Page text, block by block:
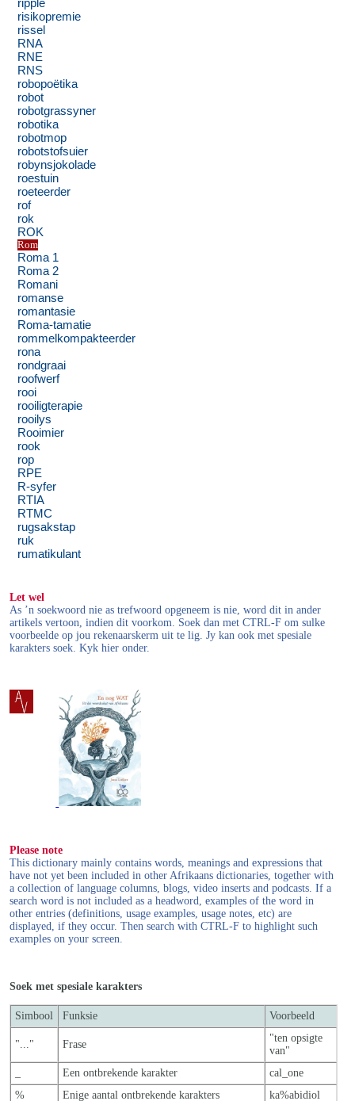
ripple
risikopremie
rissel
RNA
RNE
RNS
robopoëtika
robot
robotgrassyner
robotika
robotmop
robotstofsuier
robynsjokolade
roestuin
roeteerder
rof
rok
ROK
Rom
Roma 1
Roma 2
Romani
romanse
romantasie
Roma-tamatie
rommelkompakteerder
rona
rondgraai
roofwerf
rooi
rooiligterapie
rooilys
Rooimier
rook
rop
RPE
R-syfer
RTIA
RTMC
rugsakstap
ruk
rumatikulant
Let wel
As ’n soekwoord nie as trefwoord opgeneem is nie, word dit in ander
artikels vertoon, indien dit voorkom. Soek dan met CTRL-F om sulke
voorbeelde op jou rekenaarskerm uit te lig. Jy kan ook met spesiale
karakters soek. Kyk hier onder.
Please note
This dictionary mainly contains words, meanings and expressions that
have not yet been included in other Afrikaans dictionaries, together with
a collection of language columns, blogs, video inserts and podcasts. If a
search word is not included as a headword, examples of the word in
other entries (definitions, usage examples, usage notes, etc) are
displayed, if they occur. Then search with CTRL-F to highlight such
examples on your screen.
Soek met spesiale karakters
Simbool Funksie Voorbeeld
"..." Frase
"ten opsigte
van"
Een ontbrekende karakter
cal_one
%
Enige aantal ontbrekende karakters ka%abidiol